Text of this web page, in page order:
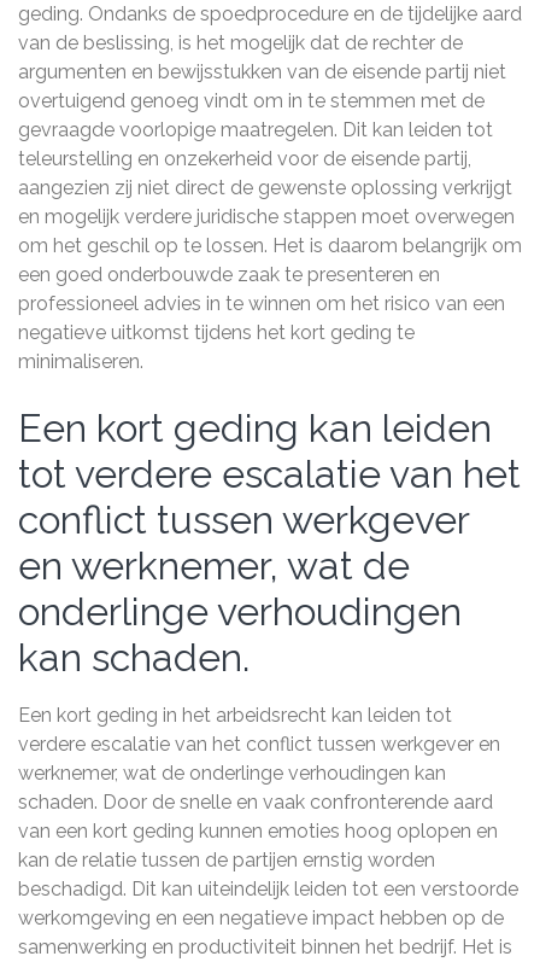
geding. Ondanks de spoedprocedure en de tijdelijke aard
van de beslissing, is het mogelijk dat de rechter de
argumenten en bewijsstukken van de eisende partij niet
overtuigend genoeg vindt om in te stemmen met de
gevraagde voorlopige maatregelen. Dit kan leiden tot
teleurstelling en onzekerheid voor de eisende partij,
aangezien zij niet direct de gewenste oplossing verkrijgt
en mogelijk verdere juridische stappen moet overwegen
om het geschil op te lossen. Het is daarom belangrijk om
een goed onderbouwde zaak te presenteren en
professioneel advies in te winnen om het risico van een
negatieve uitkomst tijdens het kort geding te
minimaliseren.
Een kort geding kan leiden
tot verdere escalatie van het
conflict tussen werkgever
en werknemer, wat de
onderlinge verhoudingen
kan schaden.
Een kort geding in het arbeidsrecht kan leiden tot
verdere escalatie van het conflict tussen werkgever en
werknemer, wat de onderlinge verhoudingen kan
schaden. Door de snelle en vaak confronterende aard
van een kort geding kunnen emoties hoog oplopen en
kan de relatie tussen de partijen ernstig worden
beschadigd. Dit kan uiteindelijk leiden tot een verstoorde
werkomgeving en een negatieve impact hebben op de
samenwerking en productiviteit binnen het bedrijf. Het is